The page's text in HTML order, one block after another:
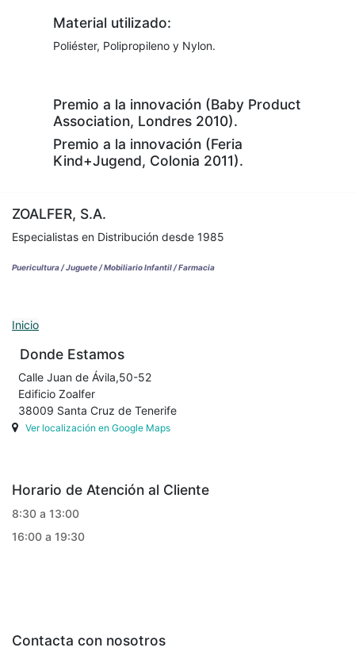
Material utilizado:
Poliéster, Polipropileno y Nylon.
Premio a la innovación (Baby Product
Association, Londres 2010).
Premio a la innovación (Feria
Kind+Jugend, Colonia 2011).
ZOALFER, S.A.
Especialistas en Distribución desde 1985
Puericultura / Juguete / Mobiliario Infantil / Farmacia
Inicio
Donde Estamos
Calle Juan de Ávila,50-52
Edificio Zoalfer
38009 Santa Cruz de Tenerife
Ver localización en Google Maps
Horario de Atención al Cliente
8:30 a 13:00
16:00 a 19:30
Contacta con nosotros